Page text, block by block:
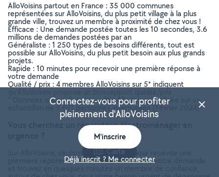
AlloVoisins partout en France : 35 000 communes
représentées sur AlloVoisins, du plus petit village à la plus
grande ville, trouvez un membre à proximité de chez vous !
Efficace : Une demande postée toutes les 10 secondes, 3.6
millions de demandes postées par an
Généraliste : 1 250 types de besoins différents, tout est
possible sur AlloVoisins, du plus petit besoin aux plus grands
projets.
Rapide : 10 minutes pour recevoir une première réponse à
votre demande
Qualité / prix : 4 membres AlloVoisins sur 5* indiquent
* Données issues d’une enquête AlloVoisins réalisée sur un
échantillon de 5 671 personnes interrogées (Février 2024)
Vous cherchez un réparateur électroménager en
première réponse à votre demande. Postez votre demande
Carte
Connectez-vous pour profiter
pleinement d'AlloVoisins
M'inscrire
Déjà inscrit ? Me connecter